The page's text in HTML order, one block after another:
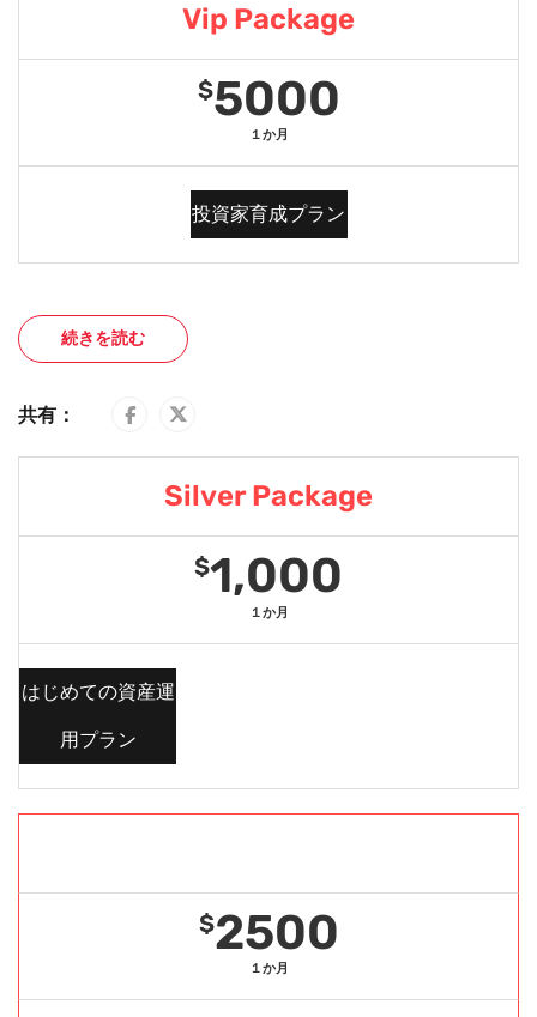
Vip Package
$5000
１か月
投資家育成プラン
続きを読む
共有：
Silver Package
$1,000
１か月
はじめての資産運
用プラン
$2500
１か月